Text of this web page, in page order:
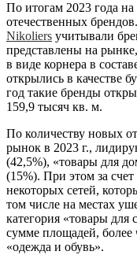
По итогам 2023 года
отечественных
Nikoliers учитывали
представлены на
в виде корнера в
открылись в качестве
год такие бренды
159,9 тысяч кв. м.
По количеству новых
рынок в 2023 г.,
(42,5%), «товары для
(15%). При этом за
некоторых сетей,
том числе на местах
категория «товары
сумме площадей, более
«одежда и обувь».